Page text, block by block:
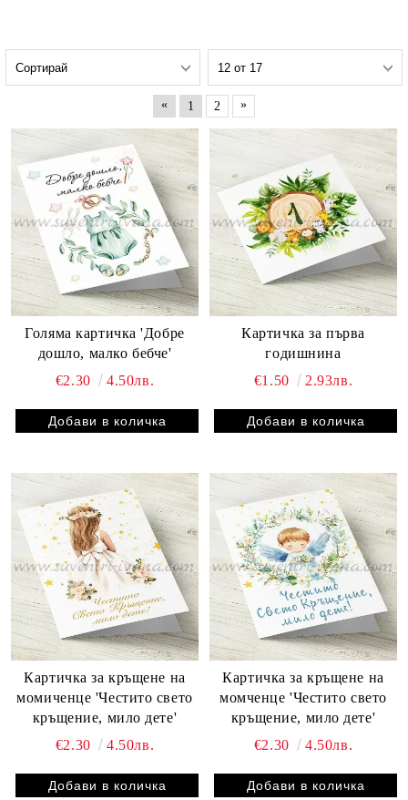
« 1 2 »
Голяма картичка 'Добре
дошло, малко бебче'
€2.30
4.50лв.
Картичка за първа
годишнина
€1.50
2.93лв.
Картичка за кръщене на
момиченце 'Честито свето
кръщение, мило дете'
€2.30
4.50лв.
Картичка за кръщене на
момченце 'Честито свето
кръщение, мило дете'
€2.30
4.50лв.